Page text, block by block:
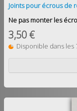
Joints pour écrous de
Ne pas monter les
3,50 €
Disponible dans les